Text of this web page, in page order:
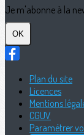
Je m'abonne à la
OK
Plan du site
Licences
Mentions
CGUV
Paramétrer